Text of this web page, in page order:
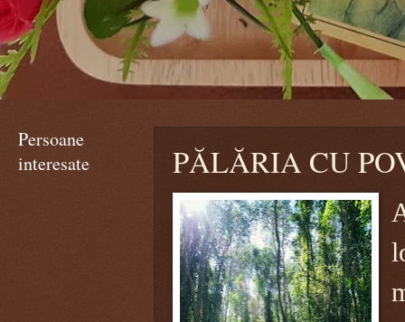
PĂLĂRIA CU
Persoane
interesate